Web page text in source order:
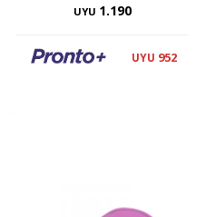
UYU 1.190
UYU 952